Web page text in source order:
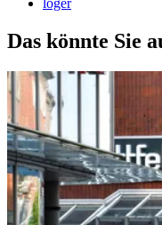
Das könnte Sie